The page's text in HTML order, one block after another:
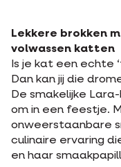
Lekkere brokken
volwassen katten
Is je kat een echte
Dan kan jij die
De smakelijke
om in een feestje.
onweerstaanbare
culinaire ervaring
en haar